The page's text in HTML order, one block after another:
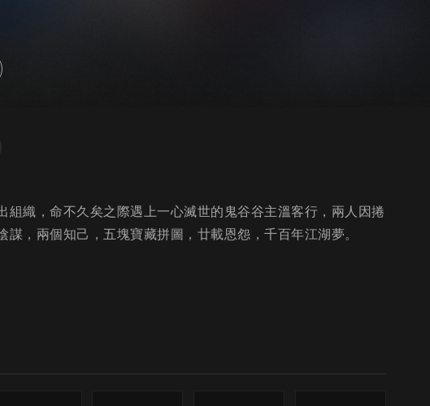
組織，命不久矣之際遇上一心滅世的鬼谷谷主溫客行，兩人因捲
，兩個知己，五塊寶藏拼圖，廿載恩怨，千百年江湖夢。